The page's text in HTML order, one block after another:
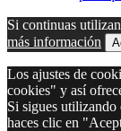
Si continuas
más información
Los ajustes de
cookies" y así
Si sigues utilizando
haces clic en